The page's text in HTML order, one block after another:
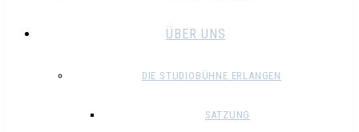
ÜBER UNS
DIE STUDIOBÜHNE ERLANGEN
SATZUNG